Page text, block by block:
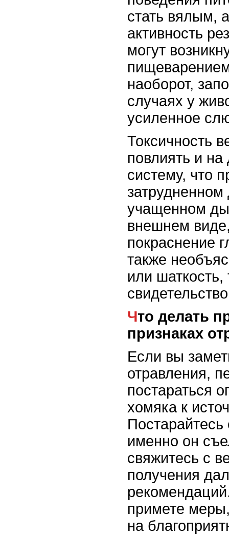
стать вялым,
активность
могут
наоборот,
случаях у
усиленное
Токсичность
повлиять и
систему, что
учащенном
внешнем
покраснение
также
или шаткость,
Что делать при первых
признаках
Если вы
отравления,
постараться
хомяка к
Постарайтесь
именно он
свяжитесь с
получения
примете
на